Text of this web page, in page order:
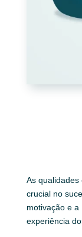
As
crucial no
motivação e a
experiência